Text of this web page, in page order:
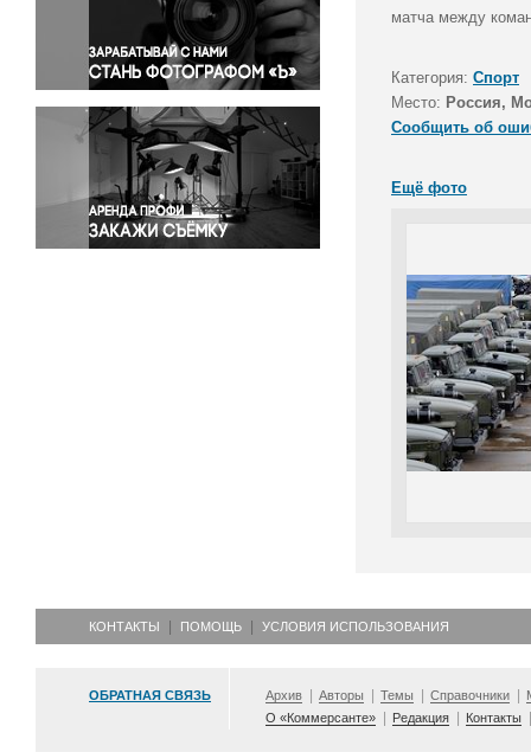
Правосудие
Происшествия и конфликты
Религия
Светская жизнь
Спорт
Экология
Экономика и бизнес
матча между
Категория: Спорт
Место: Россия,
Сообщить об
Ещё фото
КОНТАКТЫ ПОМОЩЬ УСЛОВИЯ ИСПОЛЬЗОВАНИЯ
ОБРАТНАЯ СВЯЗЬ Архив Авторы Темы Справочники
О «Коммерсанте»
Редакция Контакты